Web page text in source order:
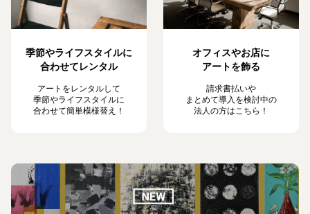
季節やライフスタイルに
合わせてレンタル
アートをレンタルして
季節やライフスタイルに
合わせて簡単模様替え！
オフィスやお店に
アートを飾る
請求書払いや
まとめて導入を検討中の
法人の方はこちら！